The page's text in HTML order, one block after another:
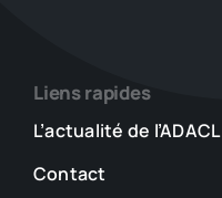
Liens rapides
L’actualité de l’ADACL
Contact